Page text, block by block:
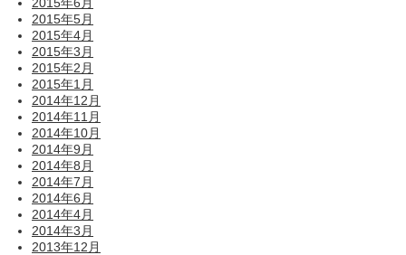
2015年5月
2015年4月
2015年3月
2015年2月
2015年1月
2014年12月
2014年11月
2014年10月
2014年9月
2014年8月
2014年7月
2014年6月
2014年4月
2014年3月
2013年12月